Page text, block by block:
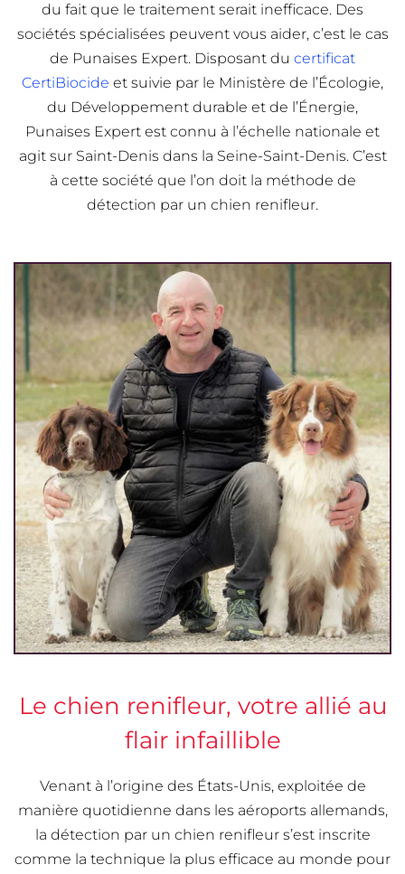
du fait que le traitement serait inefficace. Des
sociétés spécialisées peuvent vous aider, c’est le cas
de Punaises Expert. Disposant du certificat
CertiBiocide et suivie par le Ministère de l’Écologie,
du Développement durable et de l’Énergie,
Punaises Expert est connu à l’échelle nationale et
agit sur Saint-Denis dans la Seine-Saint-Denis. C’est
à cette société que l’on doit la méthode de
détection par un chien renifleur.
Le chien renifleur, votre allié au
flair infaillible
Venant à l’origine des États-Unis, exploitée de
manière quotidienne dans les aéroports allemands,
la détection par un chien renifleur s’est inscrite
comme la technique la plus efficace au monde pour